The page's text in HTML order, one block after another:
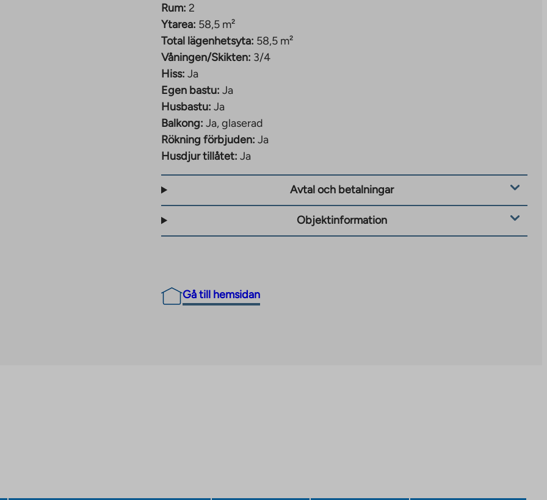
Dessutom
en husbastu.
med platser på övre
Rum: 2
Ytarea: 58,5 m²
Total lägenhetsyta: 58,5 m²
Våningen/Skikten: 3/4
Hiss: Ja
Egen bastu: Ja
Husbastu: Ja
Balkong: Ja, glaserad
Rökning förbjuden: Ja
Husdjur tillåtet: Ja
Avtal och betalningar
Objektinformation
Gå till hemsidan